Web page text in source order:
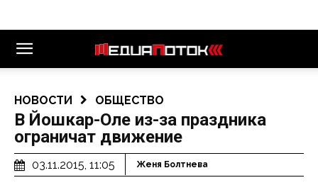
НОВОСТИ ОБЩЕСТВО
В Йошкар-Оле из-за праздника
ограничат движение
03.11.2015, 11:05 Женя Болтнева